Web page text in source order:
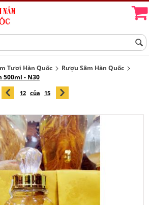
Tươi Hàn Quốc
Rượu Sâm Hàn Quốc
500ml - N30
12 của 15